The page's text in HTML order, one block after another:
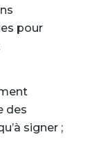
pour
des
signer ;